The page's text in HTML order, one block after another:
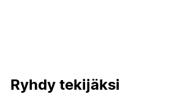
Ryhdy tekijäksi